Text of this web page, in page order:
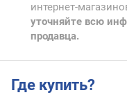
интернет-
уточняйте всю
продавца.
Где купить?